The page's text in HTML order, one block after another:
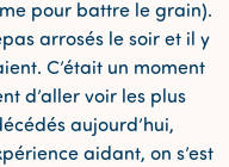
pour battre le grain).
arrosés le soir et il y
C’était un moment
d’aller voir les plus
aujourd’hui,
aidant, on s’est